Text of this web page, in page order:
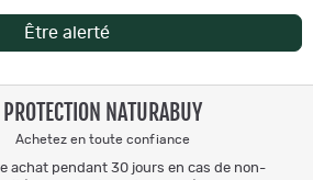
Être alerté
PROTECTION NATURABUY
Achetez en toute confiance
achat pendant 30 jours en cas de non-